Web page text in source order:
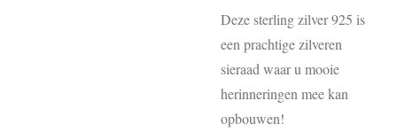
Deze sterling zilver 925 is
een prachtige zilveren
sieraad waar u mooie
herinneringen mee kan
opbouwen!